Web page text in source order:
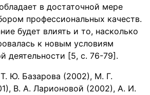
в достаточной мере
профессиональных качеств.
будет влиять и то, насколько
к новым условиям
деятельности [5, с. 76-79].
Ю. Базарова (2002), М. Г.
В. А. Ларионовой (2002), А. И.